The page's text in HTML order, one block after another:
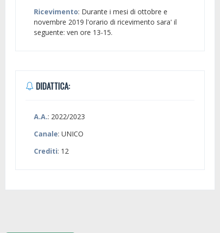
Ricevimento: Durante i mesi di ottobre e
novembre 2019 l'orario di ricevimento sara' il
seguente: ven ore 13-15.
DIDATTICA:
A.A.: 2022/2023
Canale: UNICO
Crediti: 12